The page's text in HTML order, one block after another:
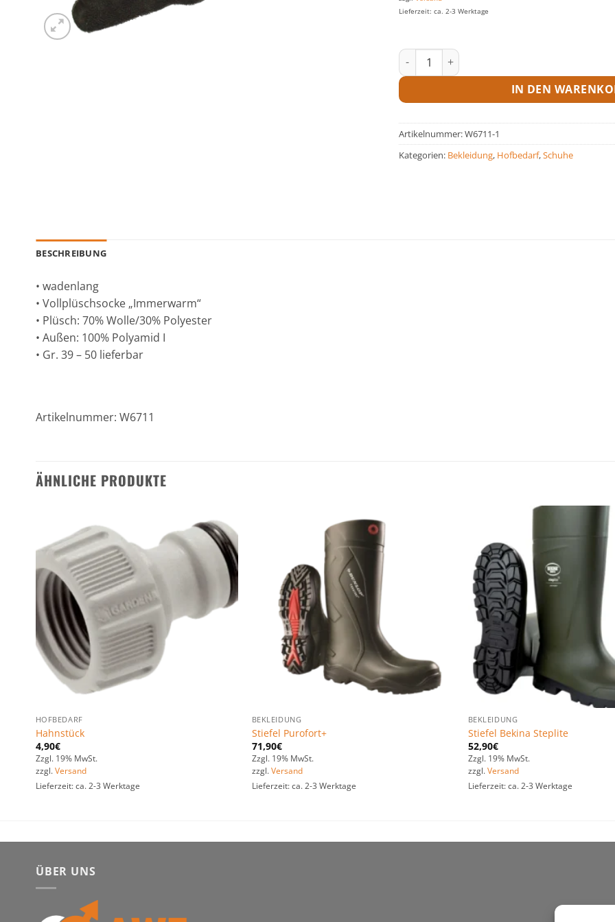
Lieferzeit: ca. 2-3 Werktage
Socken Thermo wadenlang Menge
IN DEN
Artikelnummer:W6711-1
Kategorien: Bekleidung, Hofbedarf,Schuhe
BESCHREIBUNG
• wadenlang
• Vollplüschsocke „Immerwarm“
• Plüsch: 70% Wolle/30% Polyester
• Außen: 100% Polyamid I
• Gr. 39 – 50 lieferbar
Artikelnummer: W6711
ÄHNLICHE PRODUKTE
Zu den
Favoriten
hinzufügen
HOFBEDARF
Hahnstück
4,90€
Zzgl. 19% MwSt.
zzgl. Versand
Lieferzeit: ca. 2-3 Werktage
BEKLEIDUNG
Stiefel Purofort+
71,90€
Zzgl. 19% MwSt.
zzgl. Versand
Lieferzeit: ca. 2-3 Werktage
BEKLEIDUNG
Stiefel Bekina Steplite
52,90€
Zzgl. 19% MwSt.
zzgl. Versand
Lieferzeit: ca. 2-3 Werktage
ÜBER UNS